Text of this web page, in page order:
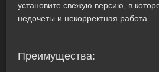
установите свежую версию, в
недочеты и некорректная работа.
Преимущества: